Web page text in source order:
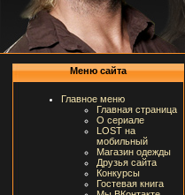
Меню сайта
Главное меню
Главная страница
О сериале
LOST на
мобильный
Магазин одежды
Друзья сайта
Конкурсы
Гостевая книга